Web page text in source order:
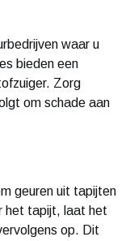
waar u
bieden een
Zorg
om schade aan
geuren uit tapijten
het tapijt, laat het
op. Dit